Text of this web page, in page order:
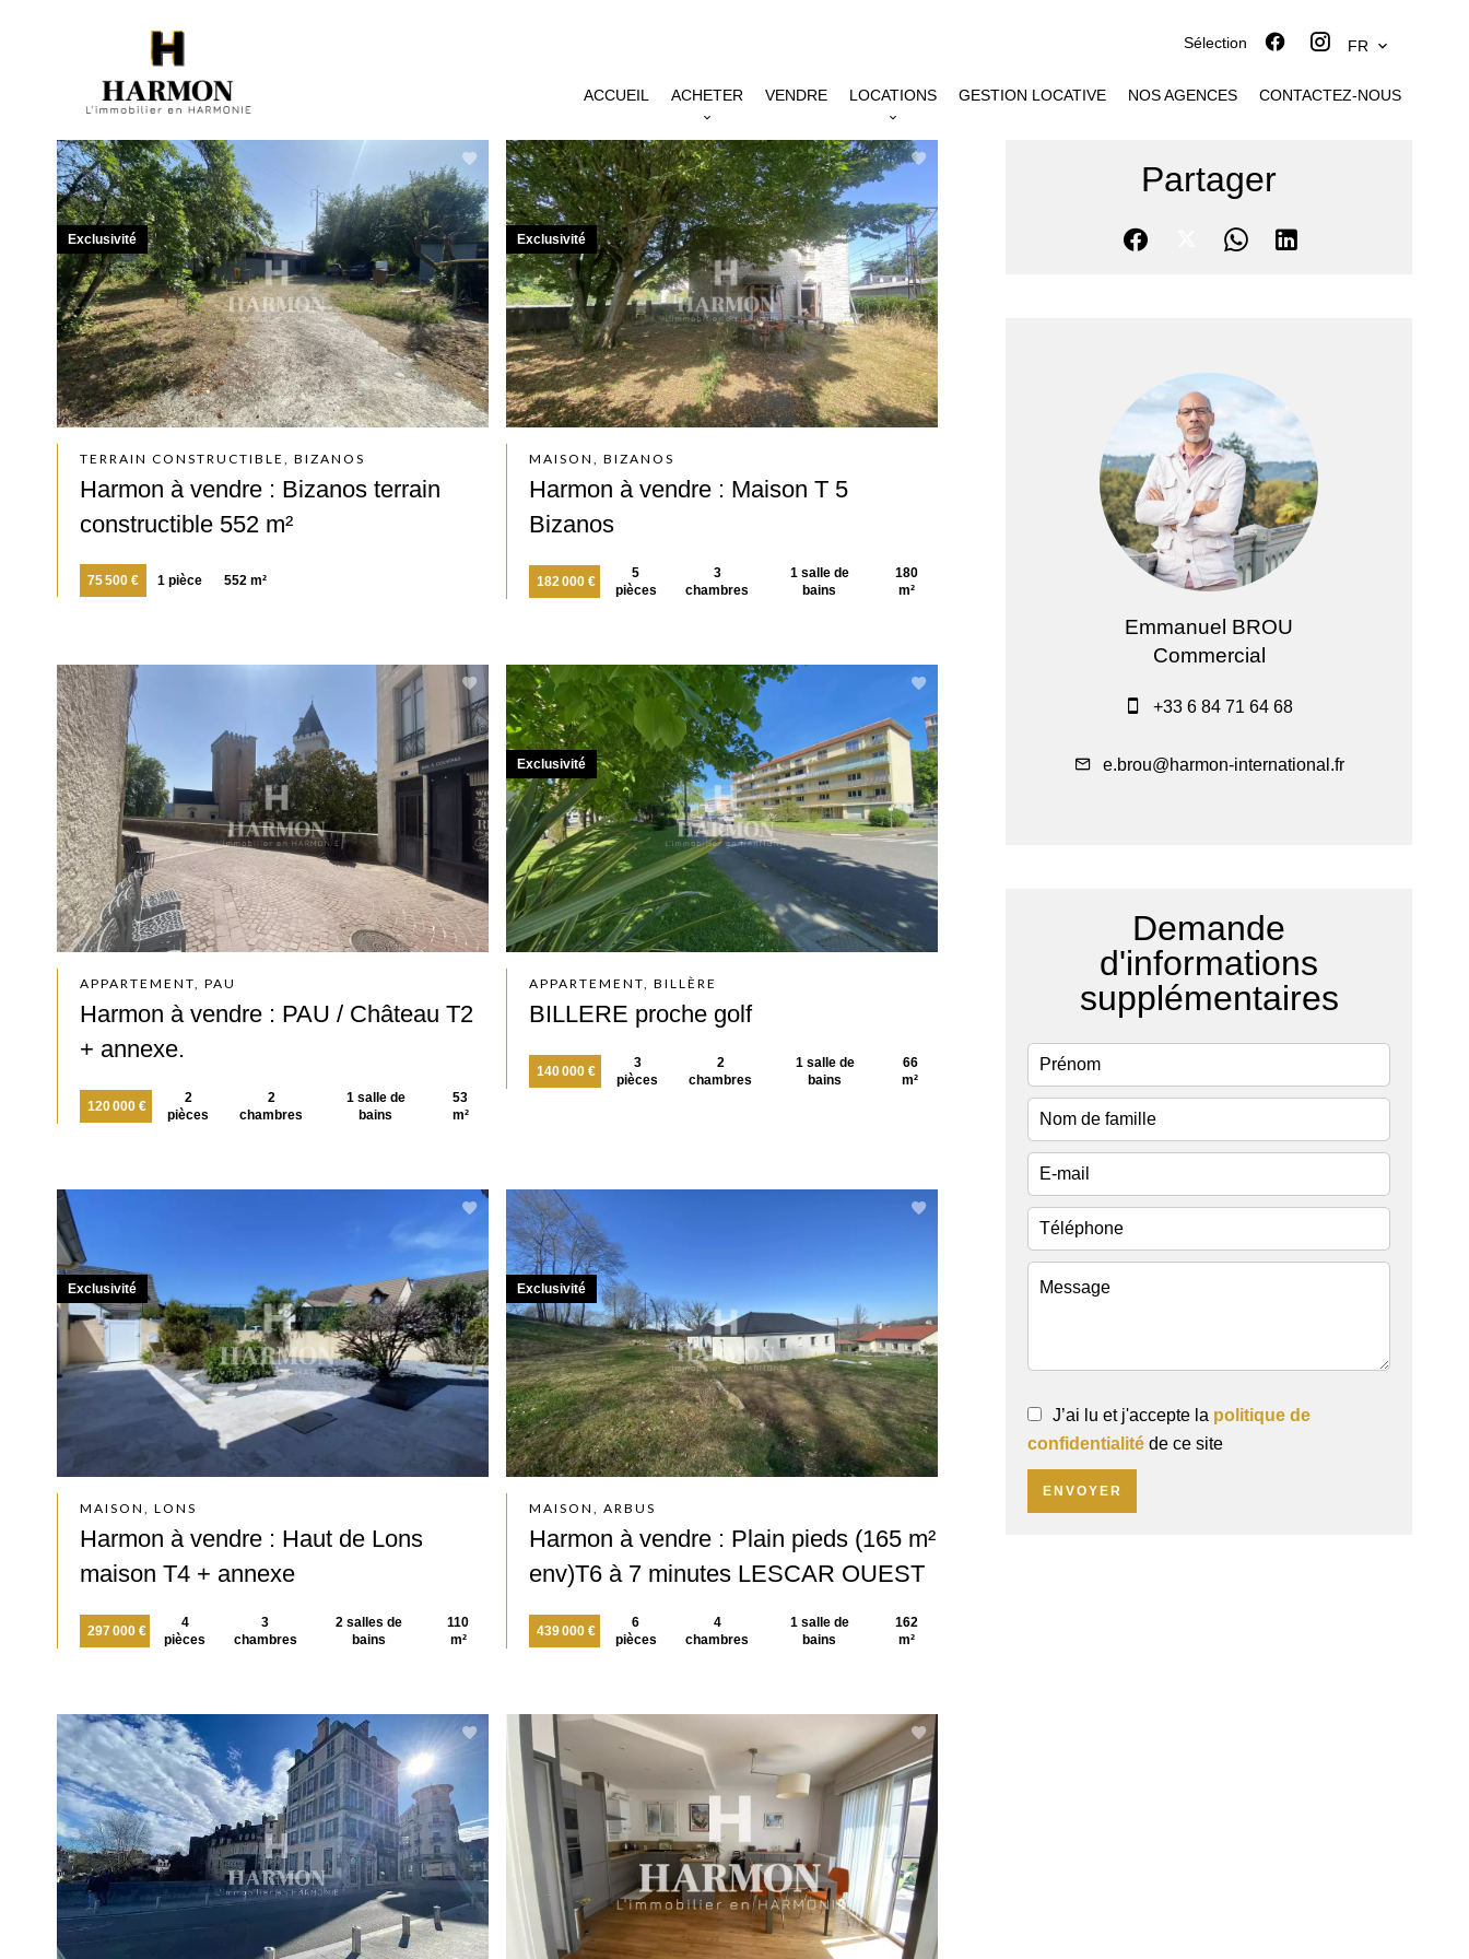
Sélection FR
ACCUEIL ACHETER VENDRE LOCATIONS GESTION LOCATIVE NOS AGENCES CONTACTEZ-NOUS
TERRAIN CONSTRUCTIBLE, BIZANOS
Harmon à vendre : Bizanos terrain
constructible 552 m²
75 500 € 1 pièce 552 m²
Exclusivité
MAISON, BIZANOS
Harmon à vendre : Maison T 5
Bizanos
182 000 €
5
pièces
3
chambres
1 salle de
bains
180
m²
Exclusivité
APPARTEMENT, PAU
Harmon à vendre : PAU / Château T2
+ annexe.
120 000 €
2
pièces
2
chambres
1 salle de
bains
53
m²
APPARTEMENT, BILLÈRE
BILLERE proche golf
140 000 €
3
pièces
2
chambres
1 salle de
bains
66
m²
Exclusivité
MAISON, LONS
Harmon à vendre : Haut de Lons
maison T4 + annexe
297 000 €
4
pièces
3
chambres
2 salles de
bains
110
m²
Exclusivité
MAISON, ARBUS
Harmon à vendre : Plain pieds (165 m²
env)T6 à 7 minutes LESCAR OUEST
439 000 €
6
pièces
4
chambres
1 salle de
bains
162
m²
Exclusivité
Partager
Emmanuel BROU
Commercial
+33 6 84 71 64 68
e.brou@harmon-international.fr
Demande
d'informations
supplémentaires
J’ai lu et j'accepte la politique de
confidentialité de ce site
ENVOYER